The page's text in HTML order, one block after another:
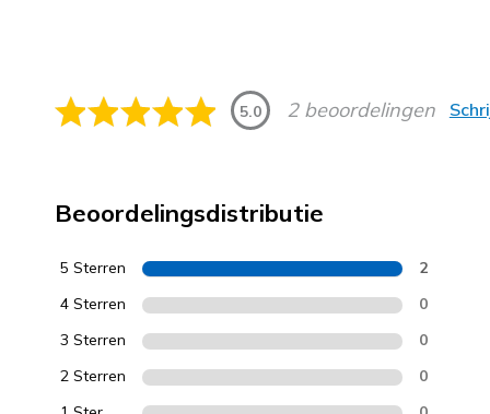
5.0 2 beoordelingen
Beoordelingsdistributie
5 Sterren 2
4 Sterren 0
3 Sterren 0
2 Sterren 0